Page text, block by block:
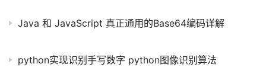
Java 和 JavaScript 真正通用的Base64编码详解
python实现识别手写数字 python图像识别算法